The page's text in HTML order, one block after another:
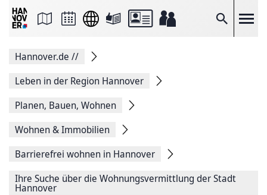
Suche
Seite
Facebook
teilen
Seitenlink
Seite
Hannover.de //
Leben in der Region Hannover
Planen, Bauen, Wohnen
Wohnen & Immobilien
Barrierefrei wohnen in Hannover
Ihre Suche über die Wohnungsvermittlung der Stadt
Hannover